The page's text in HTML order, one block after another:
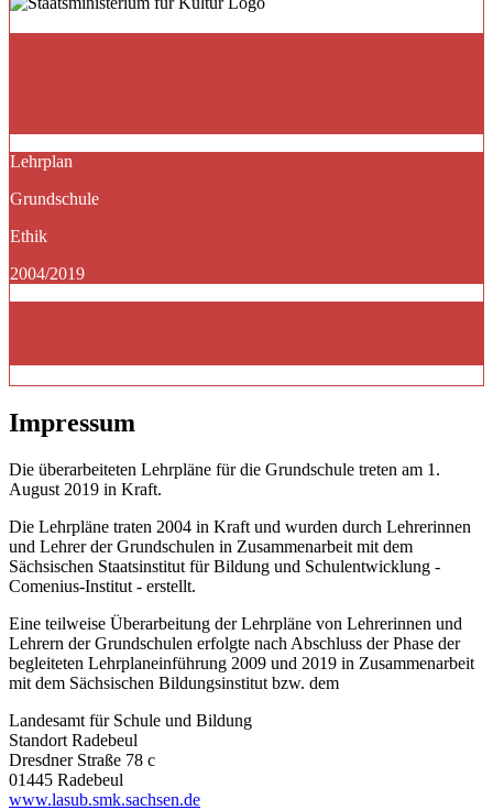
Lehrplan
Grundschule
Ethik
2004/2019
Impressum
Die überarbeiteten Lehrpläne für die Grundschule treten am 1.
August 2019 in Kraft.
Die Lehrpläne traten 2004 in Kraft und wurden durch Lehrerinnen
und Lehrer der Grundschulen in Zusammenarbeit mit dem
Sächsischen Staatsinstitut für Bildung und Schulentwicklung -
Comenius-Institut - erstellt.
Eine teilweise Überarbeitung der Lehrpläne von Lehrerinnen und
Lehrern der Grundschulen erfolgte nach Abschluss der Phase der
begleiteten Lehrplaneinführung 2009 und 2019 in Zusammenarbeit
mit dem Sächsischen Bildungsinstitut bzw. dem
Landesamt für Schule und Bildung
Standort Radebeul
Dresdner Straße 78 c
01445 Radebeul
www.lasub.smk.sachsen.de